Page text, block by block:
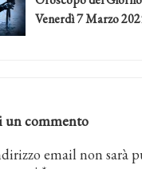
Venerdì 7 Marzo
un commento
email non sarà